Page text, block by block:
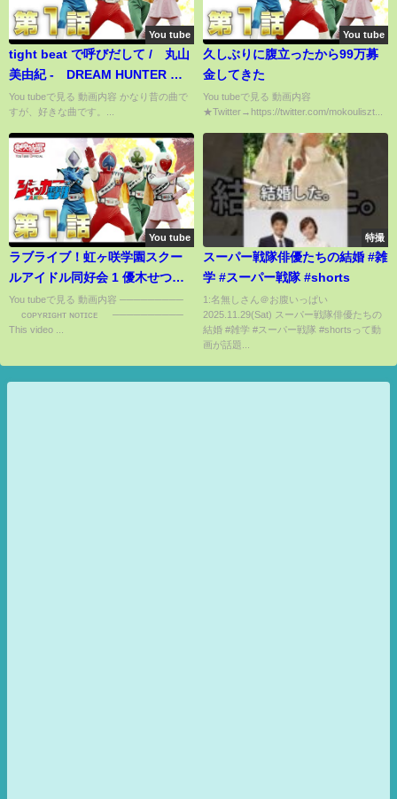
You tube
tight beat で呼びだして / 丸山
美由紀 - DREAM HUNTER 麗
夢 II ED曲
You tubeで見る 動画内容 かなり昔の曲で
すが、好きな曲です。...
You tube
久しぶりに腹立ったから99万募
金してきた
You tubeで見る 動画内容
★Twitter→https://twitter.com/mokouliszt...
You tube
ラブライブ！虹ヶ咲学園スクー
ルアイドル同好会 1 優木せつ菜
『CHASE!』
You tubeで見る 動画内容 ─────────
© ᴄᴏᴘʏʀɪɢʜᴛ ɴᴏᴛɪᴄᴇ © ──────────
This video ...
特撮
スーパー戦隊俳優たちの結婚 #雑
学 #スーパー戦隊 #shorts
1:名無しさん＠お腹いっぱい
2025.11.29(Sat) スーパー戦隊俳優たちの
結婚 #雑学 #スーパー戦隊 #shortsって動
画が話題...